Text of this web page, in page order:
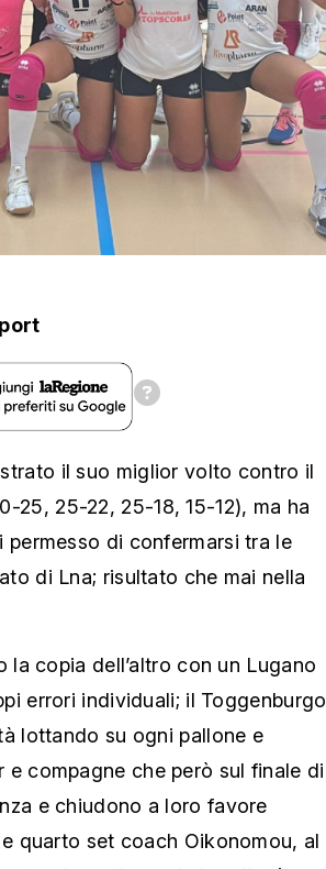
il suo miglior volto contro il
25, 25-22, 25-18, 15-12), ma ha
di confermarsi tra le
di Lna; risultato che mai nella
la copia dell’altro con un Lugano
errori individuali; il Toggenburgo
lottando su ogni pallone e
compagne che però sul finale di
e chiudono a loro favore
quarto set coach Oikonomou, al